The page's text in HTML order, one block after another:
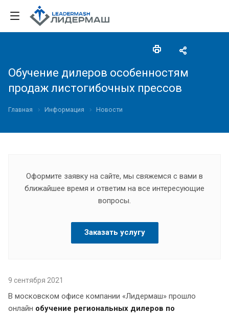
Обучение дилеров особенностям
продаж листогибочных прессов
Главная Информация Новости
Оформите заявку на сайте, мы свяжемся с вами в
ближайшее время и ответим на все интересующие
вопросы.
Заказать услугу
9 сентября 2021
В московском офисе компании «Лидермаш» прошло
онлайн обучение региональных дилеров по